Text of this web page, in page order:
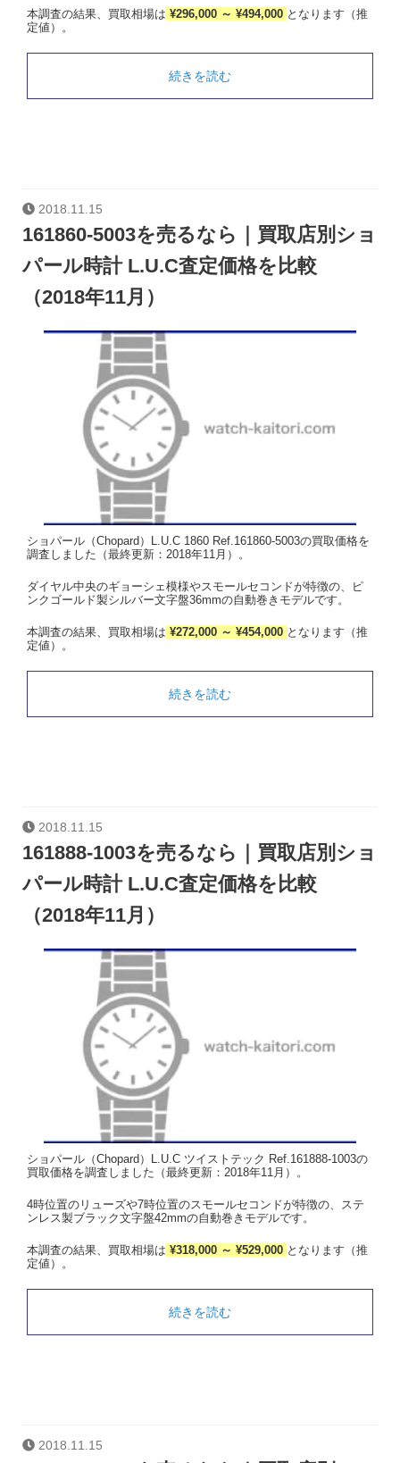
本調査の結果、買取相場は ¥296,000 ～ ¥494,000 となります（推
定値）。
続きを読む
2018.11.15
161860-5003を売るなら｜買取店別ショ
パール時計 L.U.C査定価格を比較
（2018年11月）
ショパール（Chopard）L.U.C 1860 Ref.161860-5003の買取価格を
調査しました（最終更新：2018年11月）。
ダイヤル中央のギョーシェ模様やスモールセコンドが特徴の、ピ
ンクゴールド製シルバー文字盤36mmの自動巻きモデルです。
本調査の結果、買取相場は ¥272,000 ～ ¥454,000 となります（推
定値）。
続きを読む
2018.11.15
161888-1003を売るなら｜買取店別ショ
パール時計 L.U.C査定価格を比較
（2018年11月）
ショパール（Chopard）L.U.C ツイストテック Ref.161888-1003の
買取価格を調査しました（最終更新：2018年11月）。
4時位置のリューズや7時位置のスモールセコンドが特徴の、ステ
ンレス製ブラック文字盤42mmの自動巻きモデルです。
本調査の結果、買取相場は ¥318,000 ～ ¥529,000 となります（推
定値）。
続きを読む
2018.11.15